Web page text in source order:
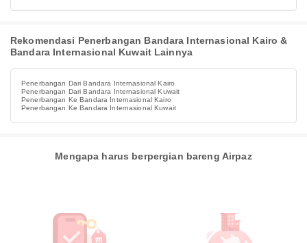
Rekomendasi Penerbangan Bandara Internasional Kairo &
Bandara Internasional Kuwait Lainnya
Penerbangan Dari Bandara Internasional Kairo
Penerbangan Dari Bandara Internasional Kuwait
Penerbangan Ke Bandara Internasional Kairo
Penerbangan Ke Bandara Internasional Kuwait
Mengapa harus berpergian bareng Airpaz